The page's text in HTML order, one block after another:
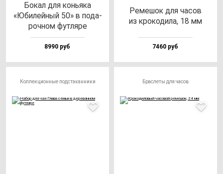
Бокал для конь­яка
«Юби­лей­ный 50» в по­да­
роч­ном фут­ля­ре
8990 руб
Реме­шок для ча­сов
из кро­ко­ди­ла, 18 мм
7460 руб
Коллекционные подстаканники Браслеты для часов